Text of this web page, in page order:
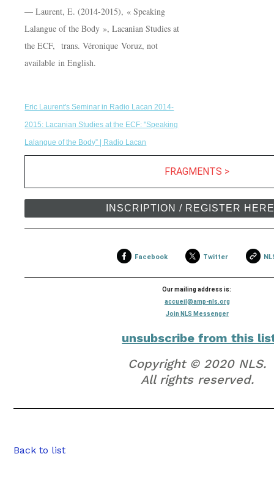
— Laurent, E. (2014-2015), « Speaking
Lalangue of the Body », Lacanian Studies at
the ECF, trans. Véronique Voruz, not
available in English.
Eric Laurent's Seminar in Radio Lacan 2014-
2015: Lacanian Studies at the ECF: "Speaking
Lalangue of the Body” | Radio Lacan
FRAGMENTS >
INSCRIPTION / REGISTER
Facebook Twitter
Our mailing address is:
accueil@amp-nls.org
Join NLS Messenger
unsubscribe from this
Copyright © 2020 NLS.
All rights reserved.
Back to list